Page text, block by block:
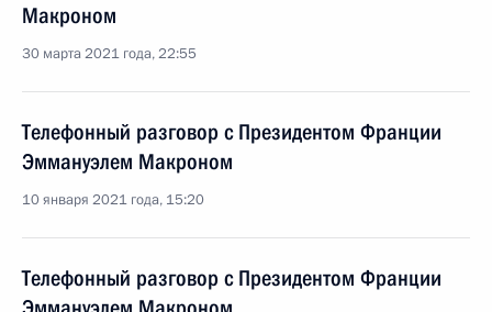
Макроном
30 марта 2021 года, 22:55
Телефонный разговор с Президентом Франции
Эммануэлем Макроном
10 января 2021 года, 15:20
Телефонный разговор с Президентом Франции